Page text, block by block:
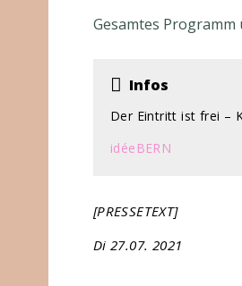
Gesamtes Programm
Infos
Der Eintritt ist frei –
idéeBERN
[PRESSETEXT]
Di 27.07. 2021